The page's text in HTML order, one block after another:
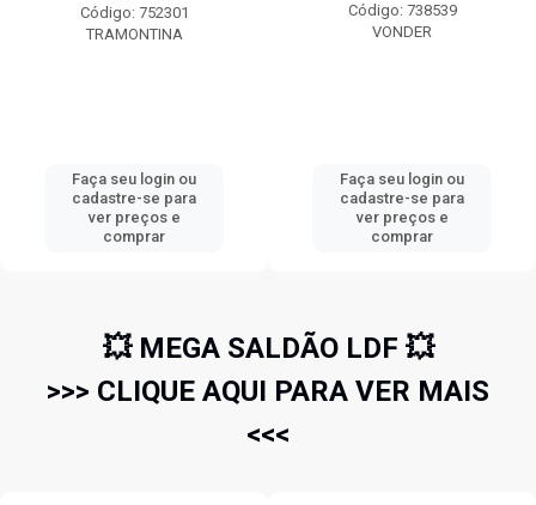
Código: 752301
TRAMONTINA
Faça seu login ou
cadastre-se para
ver preços e
comprar
Código: 738539
VONDER
Faça seu login ou
cadastre-se para
ver preços e
comprar
💥 MEGA SALDÃO LDF 💥
>>> CLIQUE AQUI PARA VER MAIS
<<<